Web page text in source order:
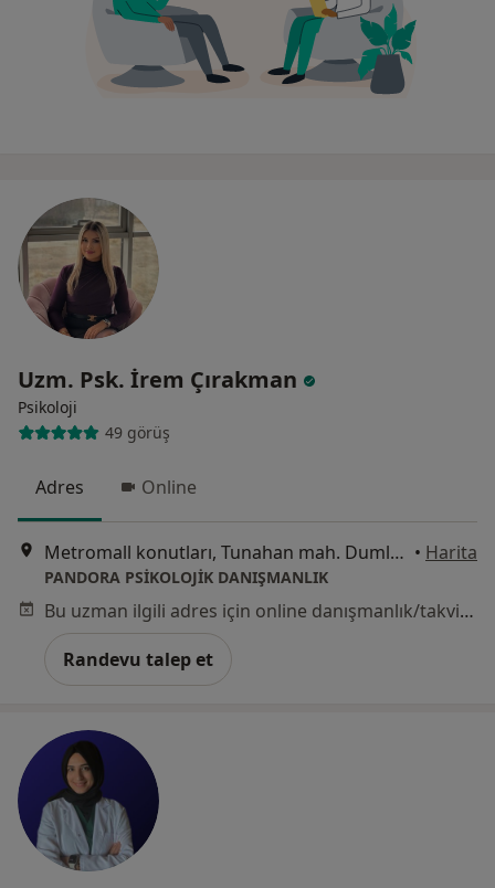
Uzm. Psk. İrem Çırakman
Psikoloji
49 görüş
Adres Online
Metromall konutları, Tunahan mah. Dumlupınar 30 Ağustos cd. F blok no:22, Ankara • Harita
PANDORA PSİKOLOJİK DANIŞMANLIK
Bu uzman ilgili adres için online danışmanlık/takvim sunmuyor.
Randevu talep et